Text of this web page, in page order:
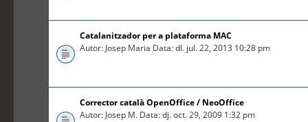
Catalanitzador per a plataforma MAC
Autor: Josep Maria Data: dl. jul. 22, 2013 10:28 pm
Corrector català OpenOffice / NeoOffice
Autor: Josep M. Data: dj. oct. 29, 2009 1:32 pm